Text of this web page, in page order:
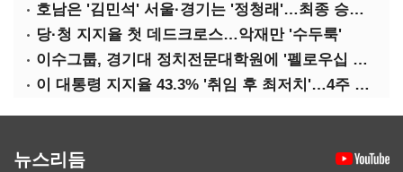
호남은 '김민석' 서울·경기는 '정청래'…최종 승자는 '안갯속'
당·청 지지율 첫 데드크로스…악재만 '수두룩'
이수그룹, 경기대 정치전문대학원에 '펠로우십 기금' 3900만원 출연
이 대통령 지지율 43.3% '취임 후 최저치'…4주 연속 '하락'
뉴스리듬